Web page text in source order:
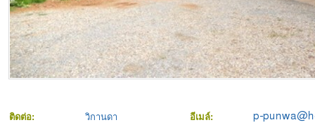
ติดต่อ: วิกานดา
อีเมล์: